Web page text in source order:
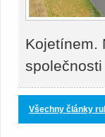
Kojetínem.
Všechny články